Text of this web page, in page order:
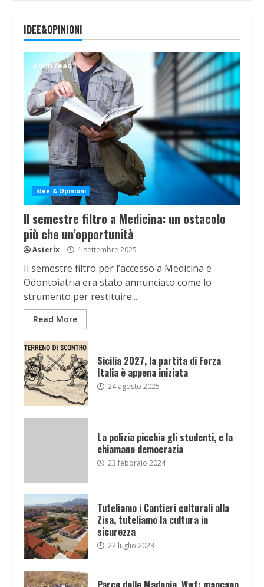
IDEE&OPINIONI
2 min read
Idee & Opinioni
Il semestre filtro a Medicina: un ostacolo
più che un’opportunità
Asterix 1 settembre 2025
Il semestre filtro per l’accesso a Medicina e
Odontoiatria era stato annunciato come lo
strumento per restituire...
Read More
Sicilia 2027, la partita di Forza
Italia è appena iniziata
24 agosto 2025
La polizia picchia gli studenti, e la
chiamano democrazia
23 febbraio 2024
Tuteliamo i Cantieri culturali alla
Zisa, tuteliamo la cultura in
sicurezza
22 luglio 2023